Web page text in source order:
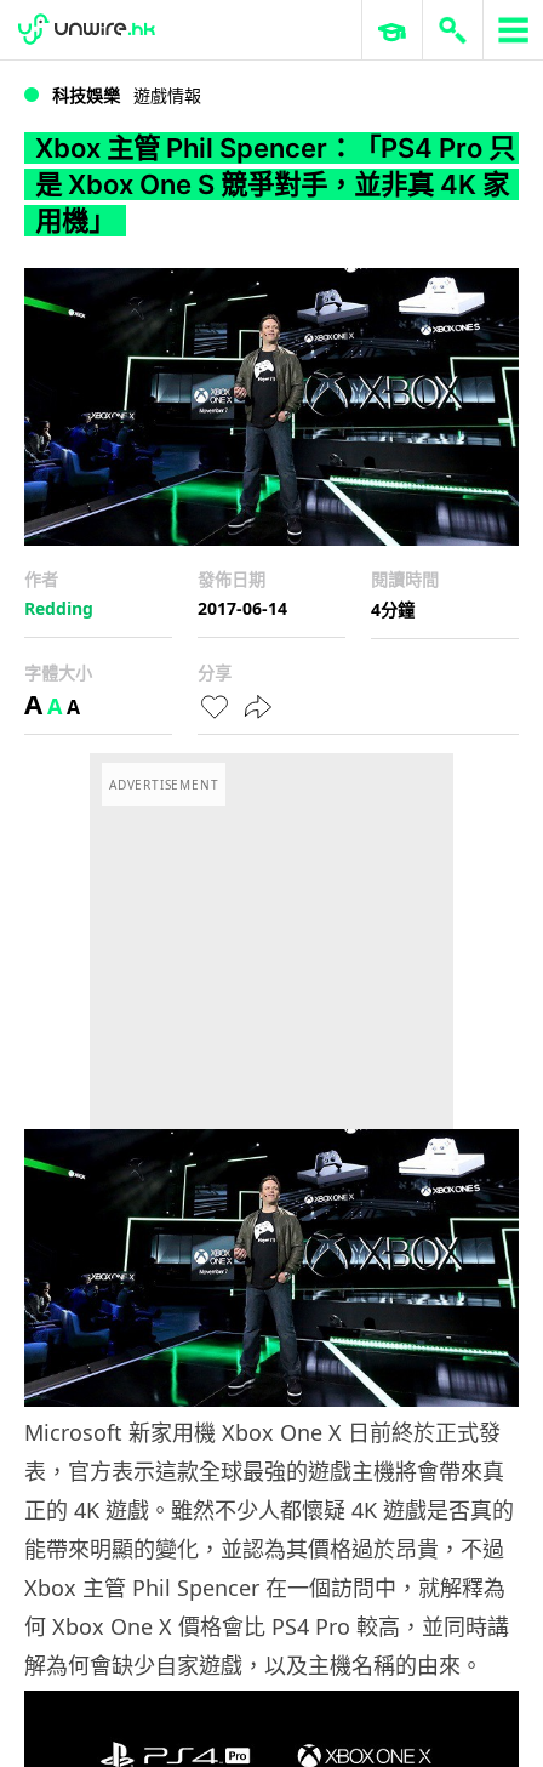
WWDC 2026 ERP 與商業 AI
科技娛樂 遊戲情報
Xbox 主管 Phil Spencer：「PS4 Pro 只
是 Xbox One S 競爭對手，並非真 4K 家
用機」
作者
Redding
發佈日期
2017-06-14
閱讀時間
4分鐘
字體大小
AAA
分享
ADVERTISEMENT
Microsoft 新家用機 Xbox One X 日前終於正式發
表，官方表示這款全球最強的遊戲主機將會帶來真
正的 4K 遊戲。雖然不少人都懷疑 4K 遊戲是否真的
能帶來明顯的變化，並認為其價格過於昂貴，不過
Xbox 主管 Phil Spencer 在一個訪問中，就解釋為
何 Xbox One X 價格會比 PS4 Pro 較高，並同時講
解為何會缺少自家遊戲，以及主機名稱的由來。